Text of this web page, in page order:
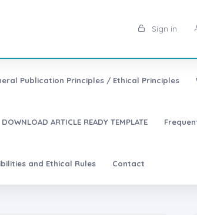
Sign in
Publication Principles / Ethical Principles
DOWNLOAD ARTICLE READY TEMPLATE
and Ethical Rules Contact